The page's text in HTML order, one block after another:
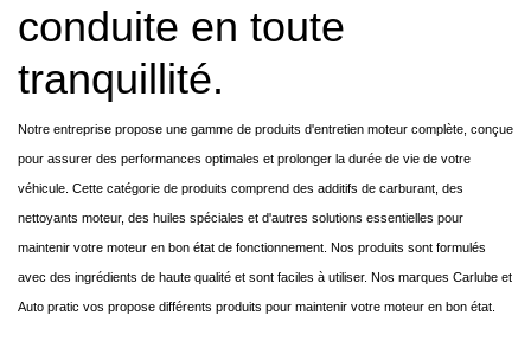
conduite en toute
tranquillité.
Notre entreprise propose une gamme de produits d'entretien moteur complète, conçue
pour assurer des performances optimales et prolonger la durée de vie de votre
véhicule. Cette catégorie de produits comprend des additifs de carburant, des
nettoyants moteur, des huiles spéciales et d'autres solutions essentielles pour
maintenir votre moteur en bon état de fonctionnement. Nos produits sont formulés
avec des ingrédients de haute qualité et sont faciles à utiliser. Nos marques Carlube et
Auto pratic vos propose différents produits pour maintenir votre moteur en bon état.